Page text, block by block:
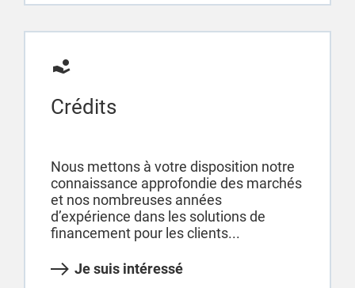
Crédits
Nous mettons à votre disposition notre
connaissance approfondie des marchés
et nos nombreuses années
d’expérience dans les solutions de
financement pour les clients...
Je suis intéressé